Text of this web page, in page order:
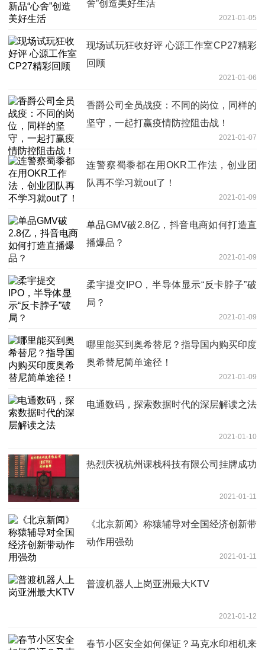
舍”创造美好生活
2021-01-05
现场试玩狂收好评 心源工作室CP27精彩
回顾
2021-01-06
香爵公司全员战疫：不同的岗位，同样的
坚守，一起打赢疫情防控阻击战！
2021-01-07
连警察蜀黍都在用OKR工作法，创业团
队再不学习就out了！
2021-01-09
单品GMV破2.8亿，抖音电商如何打造直
播爆品？
2021-01-09
柔宇提交IPO，半导体显示“反卡脖子”破
局？
2021-01-09
哪里能买到奥希替尼？指导国内购买印度
奥希替尼简单途径！
2021-01-09
电通数码，探索数据时代的深层解读之法
2021-01-10
热烈庆祝杭州课栈科技有限公司挂牌成功
2021-01-11
《北京新闻》称猿辅导对全国经济创新带
动作用强劲
2021-01-11
普渡机器人上岗亚洲最大KTV
2021-01-12
春节小区安全如何保证？马克水印相机来